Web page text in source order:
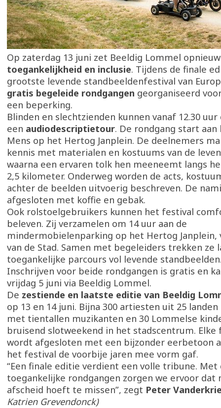
Op zaterdag 13 juni zet Beeldig Lommel
toegankelijkheid en inclusie. Tijdens de finale
grootste levende standbeeldenfestival van
gratis begeleide rondgangen georganiseerd
een beperking.
Blinden en slechtzienden kunnen vanaf 12.30
een audiodescriptietour. De rondgang start aan
Mens op het Hertog Janplein. De deelnemers
kennis met materialen en kostuums van de
waarna een ervaren tolk hen meeneemt langs
2,5 kilometer. Onderweg worden de acts,
achter de beelden uitvoerig beschreven. De
afgesloten met koffie en gebak.
Ook rolstoelgebruikers kunnen het festival
beleven. Zij verzamelen om 14 uur aan de
mindermobielenparking op het Hertog Janplein,
van de Stad. Samen met begeleiders trekken ze
toegankelijke parcours vol levende
Inschrijven voor beide rondgangen is gratis en
vrijdag 5 juni via Beeldig Lommel.
De zestiende en laatste editie van Beeldig
op 13 en 14 juni. Bijna 300 artiesten uit 25
met tientallen muzikanten en 30 Lommelse
bruisend slotweekend in het stadscentrum. Elke
wordt afgesloten met een bijzonder eerbetoon
het festival de voorbije jaren mee vorm gaf.
“Een finale editie verdient een volle tribune. Met
toegankelijke rondgangen zorgen we ervoor dat
afscheid hoeft te missen”, zegt Peter
Katrien Grevendonck)